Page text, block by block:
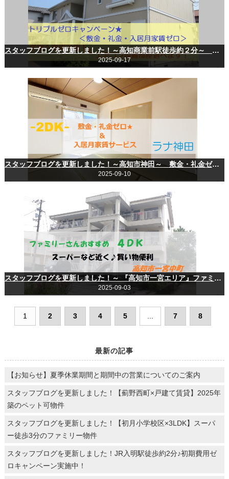
スタッフブログを更新しました！～高知商業前駅徒歩約２分～ 敷金・礼金ゼロ★ ＆ 入居月家賃サービス物件！
2025-09-17
スタッフブログを更新しました！～高知市神田～ 敷金・礼金ゼロ★ ＆ 入居月家賃サービス物件！
2025-09-10
スタッフブログを更新しました！～ 『高知市一宮エリア』ファミリーさんにおすすめのお部屋～
2025-09-03
1 2 3 4 5 7 8
最新の記事
【お知らせ】夏季休業期間と期間中の営業についてのご案内
スタッフブログを更新しました！【薊野西町×戸建て賃貸】2025年
築のペット可物件
スタッフブログを更新しました！【初月小学校区×3LDK】スーパ
ー徒歩3分のファミリー物件
スタッフブログを更新しました！JR入明駅徒歩約2分♪初期費用ゼ
ロキャンペーン実施中！